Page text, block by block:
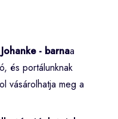
- barnaa
és portálunknak
vásárolhatja meg a